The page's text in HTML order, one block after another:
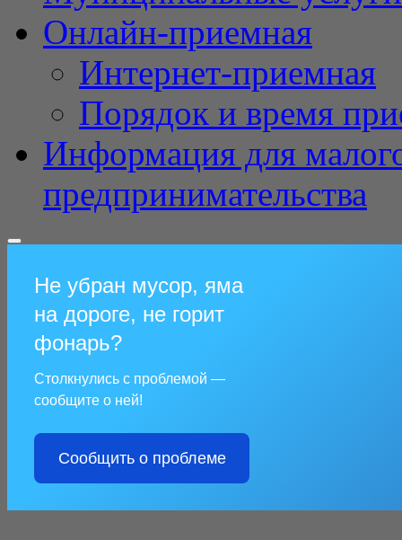
Онлайн-приемная
Интернет-приемная
Порядок и время
Информация для
предпринимательства
Не убран мусор, яма
на дороге, не горит
фонарь?
Столкнулись с проблемой —
сообщите о ней!
Сообщить о проблеме